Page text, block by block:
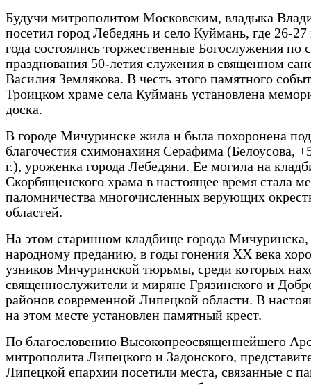
Будучи митрополитом Московским, владыка
посетил город Лебедянь и село Куймань, где 26-
года состоялись торжественные Богослужения по
празднования 50-летия служения в священном
Василия Землякова. В честь этого памятного
Троицком храме села Куймань установлена
доска.
В городе Мичуринске жила и была похоронена
благочестия схимонахиня Серафима (Белоусова,
г.), уроженка города Лебедяни. Ее могила на
Скорбященского храма в настоящее время стала
паломничества многочисленных верующих
областей.
На этом старинном кладбище города Мичуринска,
народному преданию, в годы гонения ХХ века
узников Мичуринской тюрьмы, среди которых
священнослужители и миряне Грязинского и
районов современной Липецкой области. В
на этом месте установлен памятный крест.
По благословению Высокопреосвященнейшего
митрополита Липецкого и Задонского,
Липецкой епархии посетили места, связанные с